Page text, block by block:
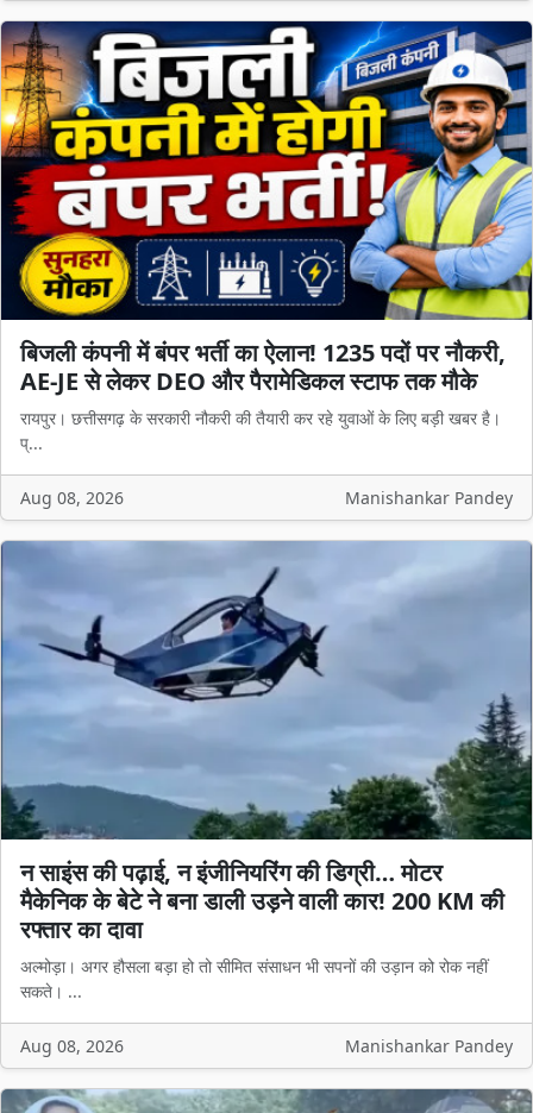
बिजली कंपनी में बंपर भर्ती का ऐलान! 1235 पदों पर नौकरी,
AE-JE से लेकर DEO और पैरामेडिकल स्टाफ तक मौके
रायपुर। छत्तीसगढ़ के सरकारी नौकरी की तैयारी कर रहे युवाओं के लिए बड़ी खबर है।
प्...
Aug 08, 2026 Manishankar Pandey
न साइंस की पढ़ाई, न इंजीनियरिंग की डिग्री… मोटर
मैकेनिक के बेटे ने बना डाली उड़ने वाली कार! 200 KM की
रफ्तार का दावा
अल्मोड़ा। अगर हौसला बड़ा हो तो सीमित संसाधन भी सपनों की उड़ान को रोक नहीं
सकते। ...
Aug 08, 2026 Manishankar Pandey